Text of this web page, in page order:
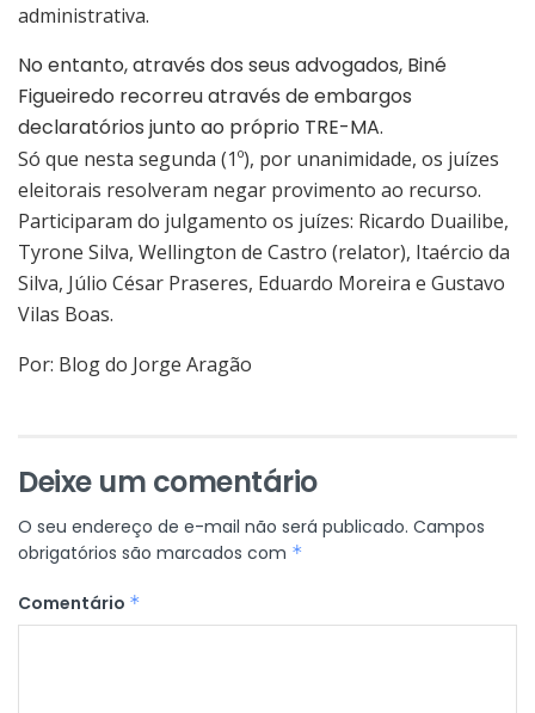
administrativa.
No entanto, através dos seus advogados, Biné
Figueiredo recorreu através de embargos
declaratórios junto ao próprio TRE-MA.
Só que nesta segunda (1º), por unanimidade, os juízes
eleitorais resolveram negar provimento ao recurso.
Participaram do julgamento os juízes: Ricardo Duailibe,
Tyrone Silva, Wellington de Castro (relator), Itaércio da
Silva, Júlio César Praseres, Eduardo Moreira e Gustavo
Vilas Boas.
Por: Blog do Jorge Aragão
Deixe um comentário
O seu endereço de e-mail não será publicado. Campos
obrigatórios são marcados com *
Comentário *